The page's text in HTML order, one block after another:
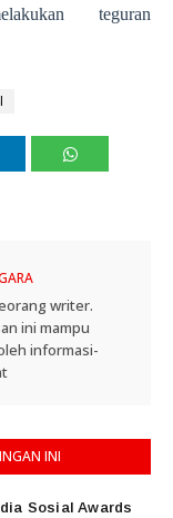
teguran
writer.
ini mampu
informasi-
INI
Sosial Awards